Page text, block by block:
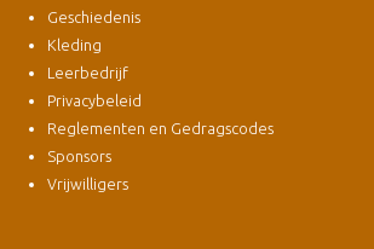
Geschiedenis
Kleding
Leerbedrijf
Privacybeleid
Reglementen en Gedragscodes
Sponsors
Vrijwilligers